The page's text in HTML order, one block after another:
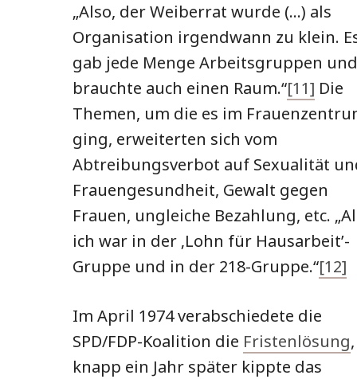
„Also, der Weiberrat wurde (…) als
Organisation irgendwann zu klein.
gab jede Menge Arbeitsgruppen
brauchte auch einen Raum.“[11] Die
Themen, um die es im
ging, erweiterten sich vom
Abtreibungsverbot auf Sexualität
Frauengesundheit, Gewalt gegen
Frauen, ungleiche Bezahlung, etc.
ich war in der ‚Lohn für Hausarbeit’-
Gruppe und in der 218-Gruppe.“[12]
Im April 1974 verabschiedete die
SPD/FDP-Koalition die Fristenlösung,
knapp ein Jahr später kippte das